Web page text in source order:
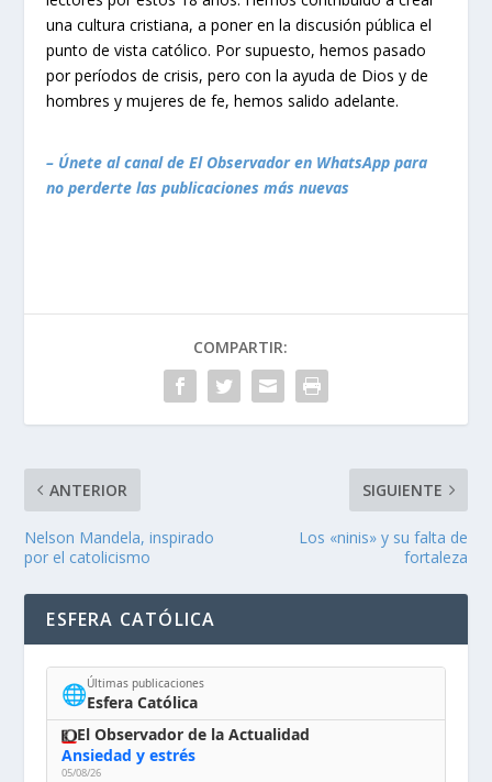
una cultura cristiana, a poner en la discusión pública el
punto de vista católico. Por supuesto, hemos pasado
por períodos de crisis, pero con la ayuda de Dios y de
hombres y mujeres de fe, hemos salido adelante.
– Únete al canal de El Observador en WhatsApp para
no perderte las publicaciones más nuevas
COMPARTIR:
ANTERIOR
Nelson Mandela, inspirado
por el catolicismo
SIGUIENTE
Los «ninis» y su falta de
fortaleza
ESFERA CATÓLICA
🌐Últimas publicaciones
Esfera Católica
El Observador de la Actualidad
Ansiedad y estrés
05/08/26